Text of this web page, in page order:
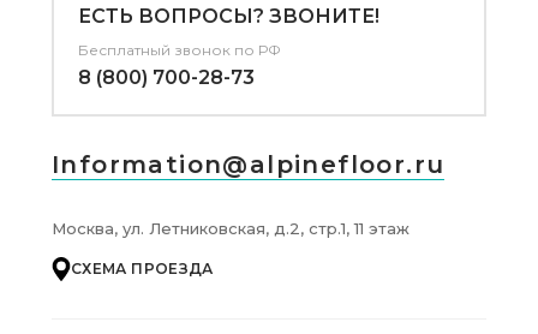
ЕСТЬ ВОПРОСЫ? ЗВОНИТЕ!
Бесплатный звонок по РФ
8 (800) 700-28-73
Information@alpinefloor.ru
Москва, ул. Летниковская, д.2, стр.1, 11 этаж
СХЕМА ПРОЕЗДА